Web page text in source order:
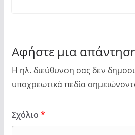
Αφήστε μια
Η ηλ. διεύθυνση σας δεν
υποχρεωτικά πεδία
Σχόλιο *